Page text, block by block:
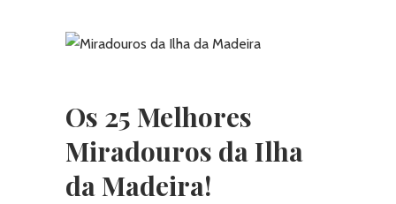
Os 25 Melhores
Miradouros da Ilha
da Madeira!